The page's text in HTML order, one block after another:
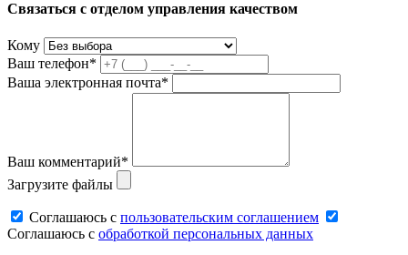
Связаться с отделом управления качеством
Кому
Ваш телефон*
Ваша электронная почта*
Ваш комментарий*
Загрузите файлы
Соглашаюсь c пользовательским соглашением
Соглашаюсь c обработкой персональных данных